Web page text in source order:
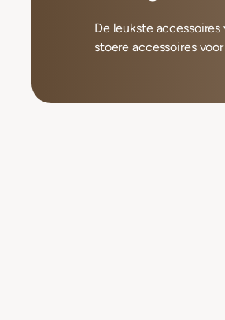
De leukste
stoere accessoires